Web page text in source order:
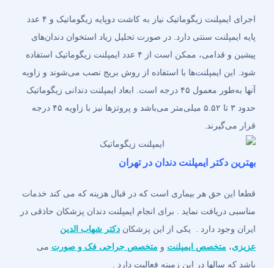
اجرای ایمپلنت زیگوماتیک نیاز به کاشت دوپایه زیگوماتیک و ۴ عدد
پایه ایمپلنت سنتی دارد. در صورت تحلیل زیاد استخوان دندان‌های
پیشین و قدامی، ممکن است از ۴ عدد ایمپلنت زیگوماتیک استفاده
شود. این ایمپلنت‌ها با استفاده از روش بریج نصب می‌شوند و زاویه
آنها به‌طور معمول ۴۵ درجه است. ابعاد ایمپلنت دندانی زیگوماتیک
حدود ۳ تا ۵.۵۲ میلی‌متر می‌باشد و پروتزها نیز با زاویه ۴۵ درجه
قرار می‌گیرند.
بهترین دکتر ایمپلنت دندان در تهران
قطعا این حق هر بیماری است که در قبال هزینه که می کند خدمات
مناسبی دریافت نماید . برای انجام ایمپلنت دندان پزشکان حاذقی در
ایران وجود دارد . یکی از این پزشکان دکتر شهاب الدین
عزیزی، متخصص ایمپلنت و متخصص جراحی فک و صورت می
باشد که سالها در این زمینه فعالیت دارد .